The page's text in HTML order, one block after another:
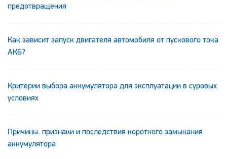
предотвращения
Как зависит запуск двигателя автомобиля от пускового тока
АКБ?
Критерии выбора аккумулятора для эксплуатации в суровых
условиях
Причины. признаки и последствия короткого замыкания
аккумулятора